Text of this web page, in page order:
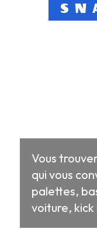
Vous
qui vous
palettes,
voiture,